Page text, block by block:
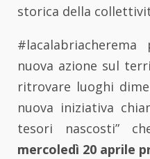
storica della
nuova azione sul
ritrovare luoghi
nuova iniziativa
tesori nascosti”
mercoledì 20 aprile